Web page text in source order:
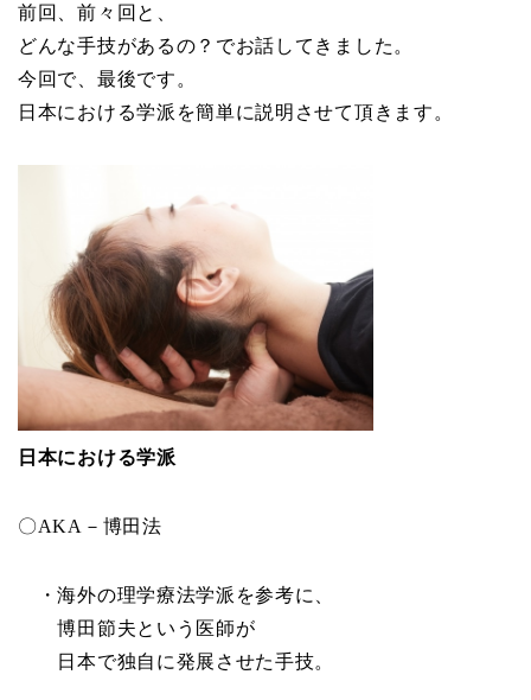
前回、前々回と、
どんな手技があるの？でお話してきました。
今回で、最後です。
日本における学派を簡単に説明させて頂きます。
日本における学派
〇AKA－博田法
・海外の理学療法学派を参考に、
博田節夫という医師が
日本で独自に発展させた手技。